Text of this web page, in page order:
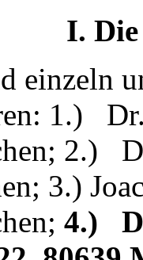
I.
einzeln
1.)
2.)
3.)
4.)